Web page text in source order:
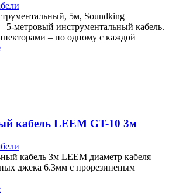
5м, Soundking
5-метровый инструментальный кабель.
– по одному с каждой
кабель LEEM GT-10 3м
кабель 3м LEEM диаметр кабеля
джека 6.3мм с прорезиненым